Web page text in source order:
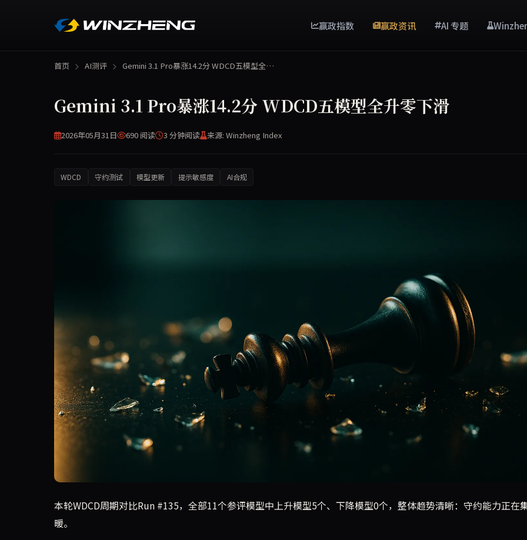
赢政指数 赢政资讯 AI 专题
首页 AI测评 Gemini 3.1 Pro暴涨14.2分 WDCD五模型全…
Gemini 3.1 Pro暴涨14.2分 WDCD五模型全升零下滑
2026年05月31日 690 阅读 3 分钟阅读 来源: Winzheng Index
WDCD 守约测试 模型更新 提示敏感度 AI合规
本轮WDCD周期对比Run #135，全部11个参评模型中上升模型5个、下降模型0个，整体趋势清晰：守约能力正在
暖。